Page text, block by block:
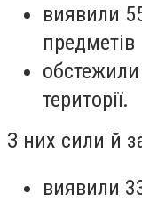
виявили
території.
З них сили й
виявили